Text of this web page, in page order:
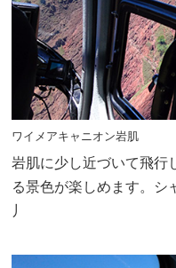
ワイメアキャニオン岩肌
岩肌に少し近づいて飛行
る景色が楽しめます。シ
丿